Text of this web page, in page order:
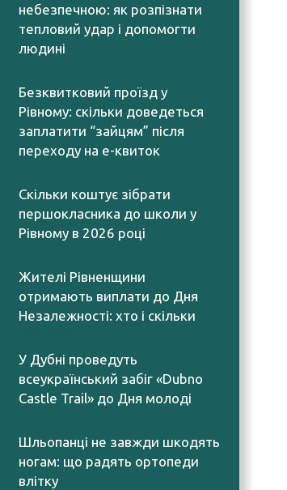
небезпечною: як розпізнати
тепловий удар і допомогти
людині
Безквитковий проїзд у
Рівному: скільки доведеться
заплатити “зайцям” після
переходу на е-квиток
Скільки коштує зібрати
першокласника до школи у
Рівному в 2026 році
Жителі Рівненщини
отримають виплати до Дня
Незалежності: хто і скільки
У Дубні проведуть
всеукраїнський забіг «Dubno
Castle Trail» до Дня молоді
Шльопанці не завжди шкодять
ногам: що радять ортопеди
влітку